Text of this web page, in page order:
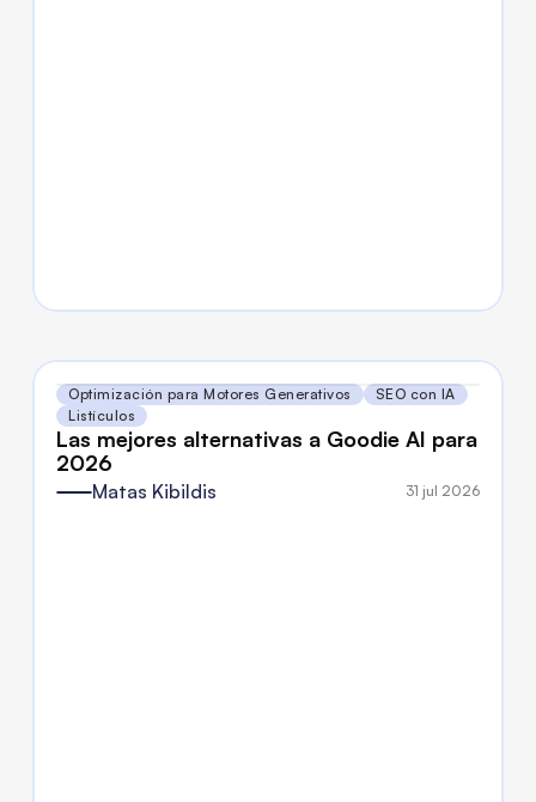
Optimización para Motores Generativos
SEO con IA
Listículos
Las mejores alternativas a Goodie AI para
2026
Matas Kibildis 31 jul 2026